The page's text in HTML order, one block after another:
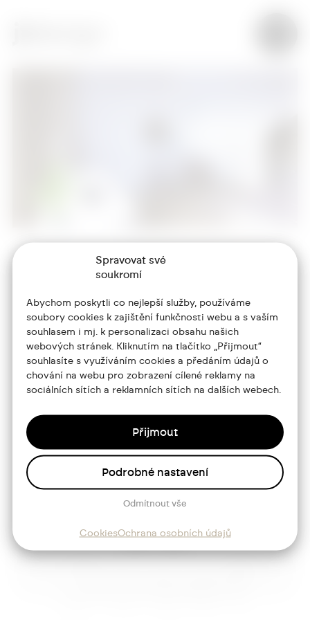
Spravovat své
soukromí
Abychom poskytli co nejlepší služby, používáme
soubory cookies k zajištění funkčnosti webu a s vaším
souhlasem i mj. k personalizaci obsahu našich
webových stránek. Kliknutím na tlačítko „Přijmout“
souhlasíte s využíváním cookies a předáním údajů o
chování na webu pro zobrazení cílené reklamy na
sociálních sítích a reklamních sítích na dalších webech.
Přijmout
Odmítnout vše
Podrobné nastavení
CookiesOchrana osobních údajů
Portfolio
O mně
Služby
Blog
Kontakt
+420 773 986 416
jtdesign@joseftrakal.cz